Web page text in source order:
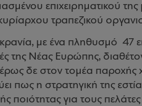
επιχειρηματικού
τραπεζικού
με ένα πληθυσμό 47
της Νέας Ευρώπης,
δε στον τομέα
πως η στρατηγική της
ποιότητας για τους πελάτες